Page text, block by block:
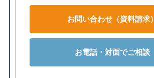
お問い合わせ（資料請求）
お電話・対面でご相談